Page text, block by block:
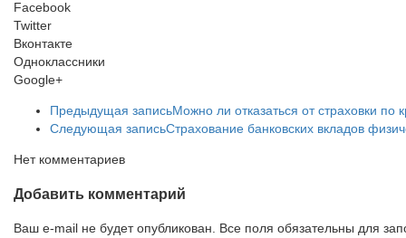
Facebook
Twitter
Вконтакте
Одноклассники
Google+
Предыдущая записьМожно ли отказаться от страховки по
Следующая записьСтрахование банковских вкладов
Нет комментариев
Добавить комментарий
Ваш e-mail не будет опубликован. Все поля обязательны для